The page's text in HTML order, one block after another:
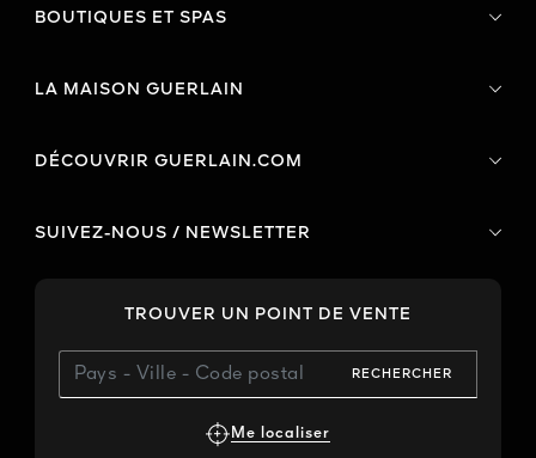
BOUTIQUES ET SPAS
LA MAISON GUERLAIN
DÉCOUVRIR GUERLAIN.COM
SUIVEZ-NOUS / NEWSLETTER
TROUVER UN POINT DE VENTE
RECHERCHER
Me localiser